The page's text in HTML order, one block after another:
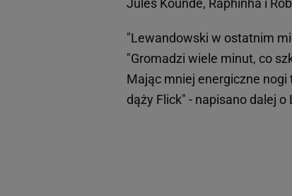
Jules Kounde, Raphinha i
"Lewandowski w ostatnim
"Gromadzi wiele minut, co
Mając mniej energiczne
dąży Flick" - napisano dalej